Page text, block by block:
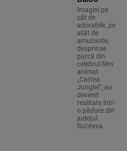
Imagini pe
cât de
adorabile, pe
atât de
amuzante,
desprinse
parcă din
celebrul film
animat
„Cartea
Junglei”, au
devenit
realitate într-
o pădure din
județul
Suceava.